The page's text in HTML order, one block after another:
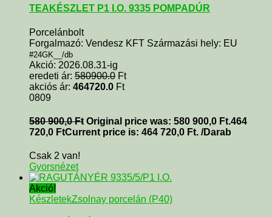
TEAKÉSZLET P1 I.O. 9335 POMPADÚR
Porcelánbolt
Forgalmazó: Vendesz KFT Származási hely: EU
#24GK__/db
Akció: 2026.08.31-ig
eredeti ár: 580900.0 Ft
akciós ár: 464720.0 Ft
0809
580 900,0Ft Original price was: 580 900,0 Ft.464
720,0 FtCurrent price is: 464 720,0 Ft. /Darab
Csak 2 van!
Gyorsnézet
Akció!
KészletekZsolnay porcelán (P40)